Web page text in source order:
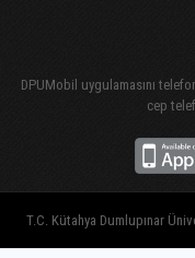
DPUMobil uygulamasını
cep
T.C. Kütahya Dumlupınar